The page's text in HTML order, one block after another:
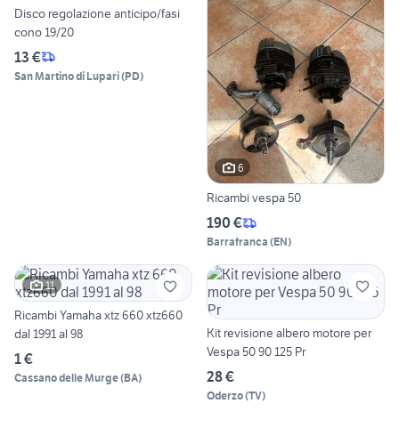
Disco regolazione anticipo/fasi
cono 19/20
13 €
San Martino di Lupari(PD)
6
Ricambi vespa 50
190 €
Barrafranca (EN)
11
Ricambi Yamaha xtz 660 xtz660
dal 1991 al 98
1 €
Cassano delle Murge(BA)
Kit revisione albero motore per
Vespa 50 90 125 Pr
28 €
Oderzo(TV)